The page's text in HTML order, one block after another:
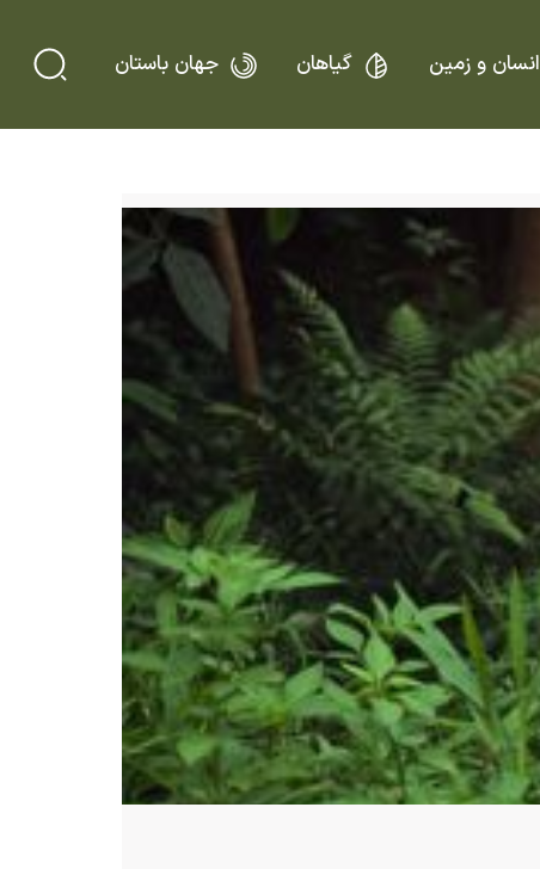
انسان و زمین گیاهان جهان باستان